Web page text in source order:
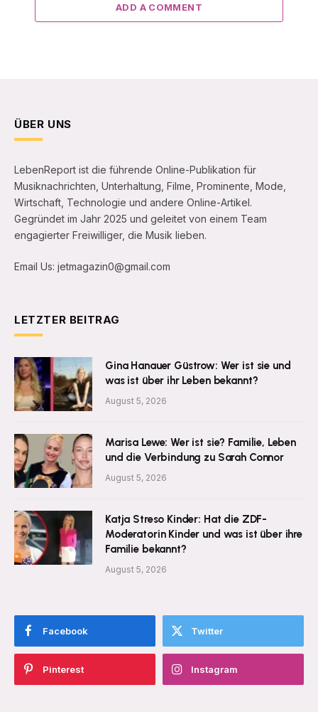
ADD A COMMENT
ÜBER UNS
LebenReport ist die führende Online-Publikation für
Musiknachrichten, Unterhaltung, Filme, Prominente, Mode,
Wirtschaft, Technologie und andere Online-Artikel.
Gegründet im Jahr 2025 und geleitet von einem Team
engagierter Freiwilliger, die Musik lieben.
Email Us: jetmagazin0@gmail.com
LETZTER BEITRAG
Gina Hanauer Güstrow: Wer ist sie und
was ist über ihr Leben bekannt?
August 5, 2026
Marisa Lewe: Wer ist sie? Familie, Leben
und die Verbindung zu Sarah Connor
August 5, 2026
Katja Streso Kinder: Hat die ZDF-
Moderatorin Kinder und was ist über ihre
Familie bekannt?
August 5, 2026
Facebook Twitter
Pinterest Instagram